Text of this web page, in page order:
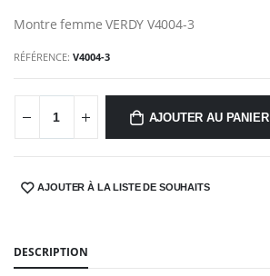
Montre femme VERDY V4004-3
RÉFÉRENCE:V4004-3
AJOUTER AU PANIER
SHARE:AJOUTER À LA LISTE DE SOUHAITS
DESCRIPTION